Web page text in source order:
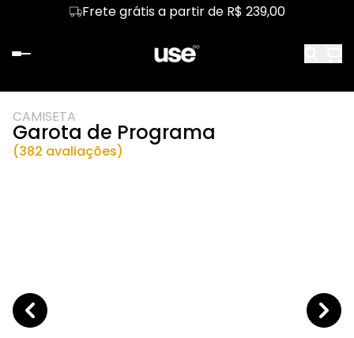
Frete grátis a partir de R$ 239,00
CAMISETA
Garota de Programa
(382 avaliações)